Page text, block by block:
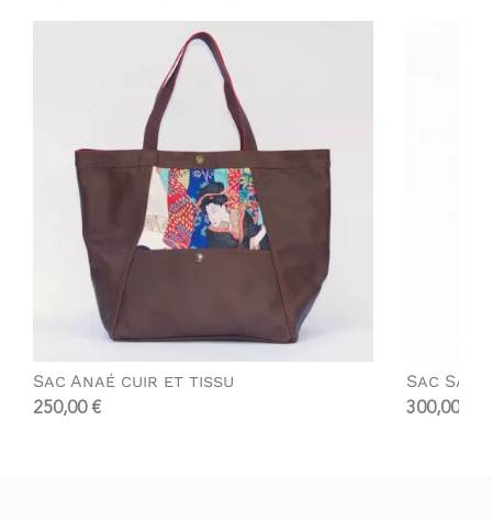
Sac Anaé cuir et tissu
250,00€
Sac
300,00